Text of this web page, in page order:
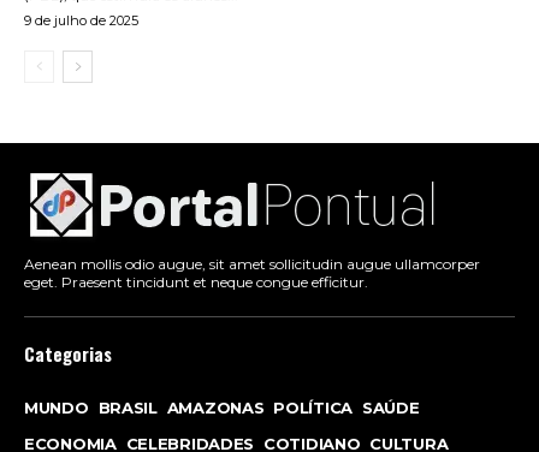
9 de julho de 2025
Aenean mollis odio augue, sit amet sollicitudin augue ullamcorper
eget. Praesent tincidunt et neque congue efficitur.
Categorias
MUNDO BRASIL AMAZONAS POLÍTICA SAÚDE
ECONOMIA CELEBRIDADES COTIDIANO CULTURA